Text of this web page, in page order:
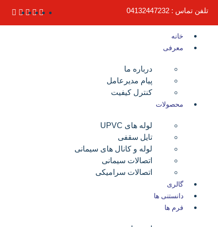
تلفن تماس : 04132447232
خانه
معرفی
درباره ما
پیام مدیرعامل
کنترل کیفیت
محصولات
لوله های UPVC
تایل سقفی
لوله و کانال های سیمانی
اتصالات سیمانی
اتصالات سرامیکی
گالری
دانستنی ها
فرم ها